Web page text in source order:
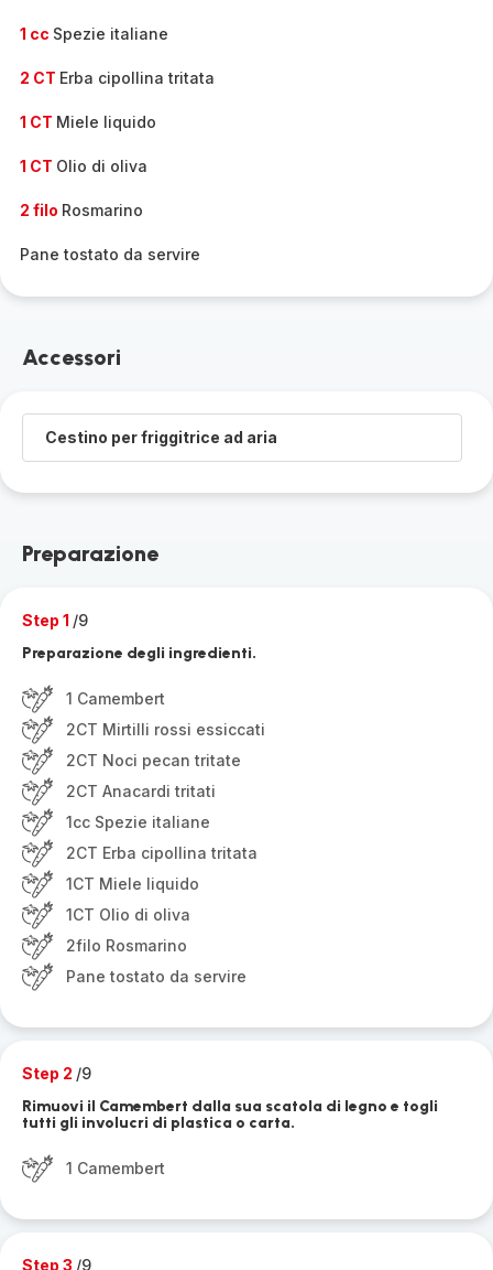
1 cc Spezie italiane
2 CT Erba cipollina tritata
1 CT Miele liquido
1 CT Olio di oliva
2 filo Rosmarino
Pane tostato da servire
Accessori
Cestino per friggitrice ad aria
Preparazione
Step 1 /9
Preparazione degli ingredienti.
1 Camembert
2CT Mirtilli rossi essiccati
2CT Noci pecan tritate
2CT Anacardi tritati
1cc Spezie italiane
2CT Erba cipollina tritata
1CT Miele liquido
1CT Olio di oliva
2filo Rosmarino
Pane tostato da servire
Step 2 /9
Rimuovi il Camembert dalla sua scatola di legno e togli
tutti gli involucri di plastica o carta.
1 Camembert
Step 3 /9